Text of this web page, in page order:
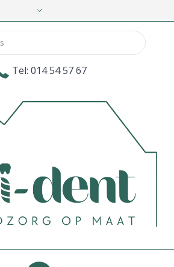
Tel: 014 54 57 67